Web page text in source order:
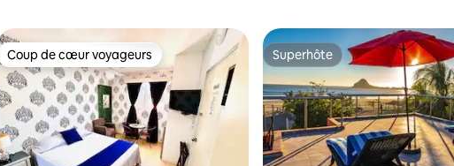
Coup de cœur voyageurs
Coup de cœur voyageurs Superhôte
Superhôte